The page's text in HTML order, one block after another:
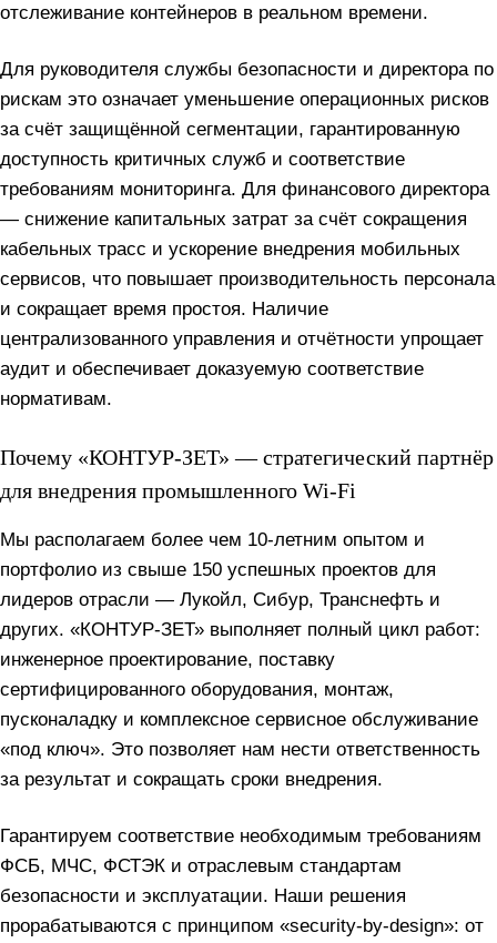
отслеживание контейнеров в реальном времени.
Для руководителя службы безопасности и директора по
рискам это означает уменьшение операционных рисков
за счёт защищённой сегментации, гарантированную
доступность критичных служб и соответствие
требованиям мониторинга. Для финансового директора
— снижение капитальных затрат за счёт сокращения
кабельных трасс и ускорение внедрения мобильных
сервисов, что повышает производительность персонала
и сокращает время простоя. Наличие
централизованного управления и отчётности упрощает
аудит и обеспечивает доказуемую соответствие
нормативам.
Почему «КОНТУР‑ЗЕТ» — стратегический партнёр
для внедрения промышленного Wi‑Fi
Мы располагаем более чем 10‑летним опытом и
портфолио из свыше 150 успешных проектов для
лидеров отрасли — Лукойл, Сибур, Транснефть и
других. «КОНТУР‑ЗЕТ» выполняет полный цикл работ:
инженерное проектирование, поставку
сертифицированного оборудования, монтаж,
пусконаладку и комплексное сервисное обслуживание
«под ключ». Это позволяет нам нести ответственность
за результат и сокращать сроки внедрения.
Гарантируем соответствие необходимым требованиям
ФСБ, МЧС, ФСТЭК и отраслевым стандартам
безопасности и эксплуатации. Наши решения
прорабатываются с принципом «security‑by‑design»: от